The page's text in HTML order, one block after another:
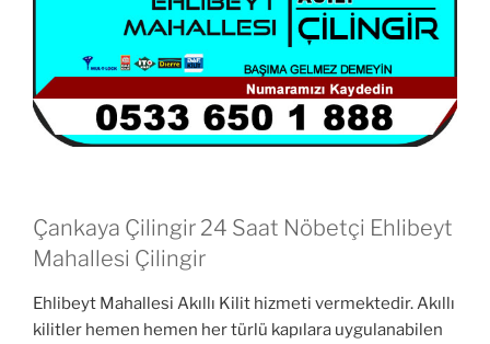
Çankaya Çilingir 24 Saat Nöbetçi Ehlibeyt
Mahallesi Çilingir
Ehlibeyt Mahallesi Akıllı Kilit hizmeti vermektedir. Akıllı
kilitler hemen hemen her türlü kapılara uygulanabilen